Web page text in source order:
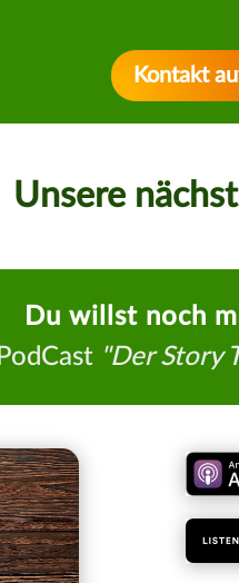
Kontakt
Unsere
Du willst noch
"Der Story